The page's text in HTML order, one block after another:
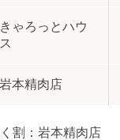
きゃろっとハウ
ス
岩本精肉店
割：岩本精肉店